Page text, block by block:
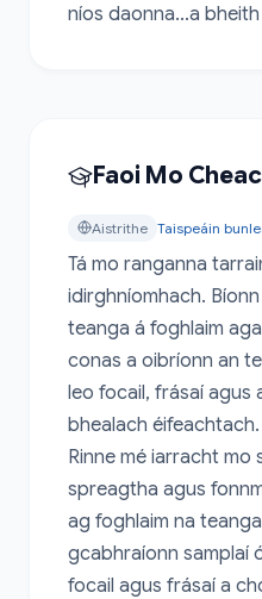
níos daonna...a
Faoi Mo
Aistrithe Taispeáin
Tá mo ranganna
idirghníomhach.
teanga á foghlaim
conas a oibríonn an
leo focail, frásaí agus
bhealach éifeachtach.
Rinne mé iarracht mo
spreagtha agus
ag foghlaim na
gcabhraíonn samplaí
focail agus frásaí a